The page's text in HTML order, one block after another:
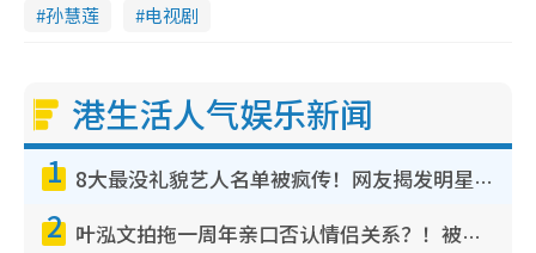
孙慧莲 电视剧
港生活人气娱乐新闻
1 8大最没礼貌艺人名单被疯传！网友揭发明星真面目，一致数落这一位是无品天花板？
2 叶泓文拍拖一周年亲口否认情侣关系？！被质疑感情造假竟称GM“普通同事”